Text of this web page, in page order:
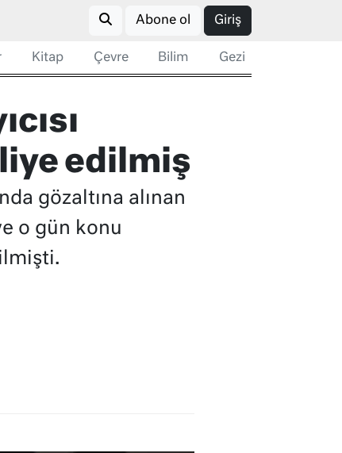
Abone ol Giriş
Kitap Çevre Bilim Gezi
edilmiş
gözaltına alınan
o gün konu